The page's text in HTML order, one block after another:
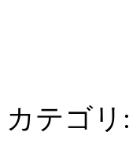
カテゴリ: